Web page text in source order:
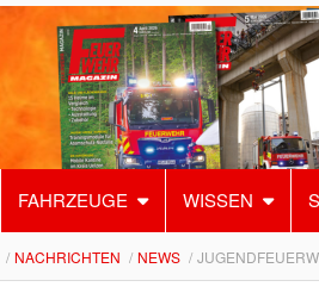
FAHRZEUGE WISSEN
NACHRICHTEN NEWS